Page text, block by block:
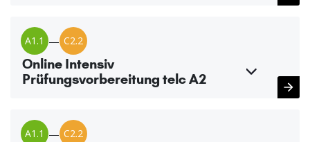
A1.1 — C2.2
Online Intensiv
Prüfungsvorbereitung telc A2
A1.1 — C2.2